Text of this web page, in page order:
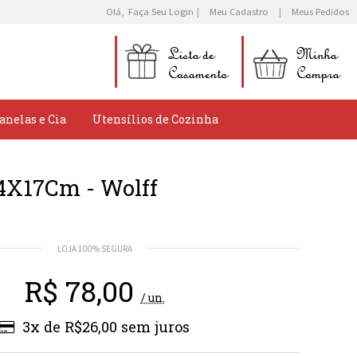
Olá, Faça Seu Login Meu Cadastro Meus Pedidos
e Cia Utensílios de Cozinha
- Wolff
R$ 78,00 / un.
3x de R$26,00